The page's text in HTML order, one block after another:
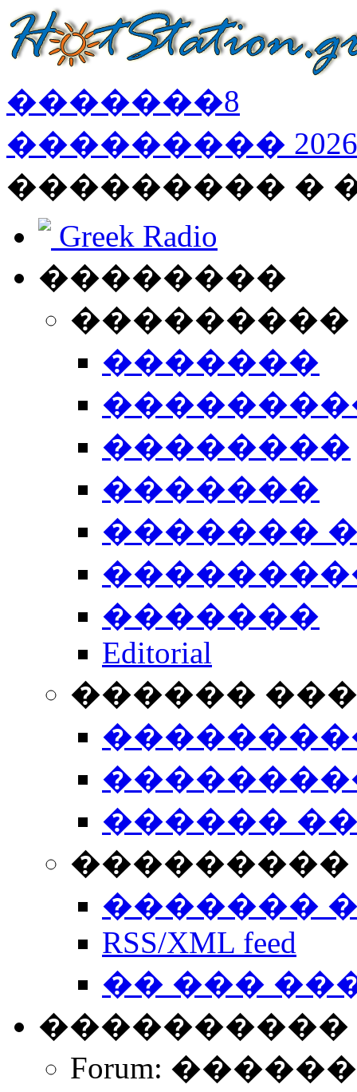
�������8
��������� 2026
��������� �
Greek Radio
��������
�������
��������
�������
�������
�������
Editorial
������
������
���������
�������
RSS/XML feed
�� ���
����������
Forum: